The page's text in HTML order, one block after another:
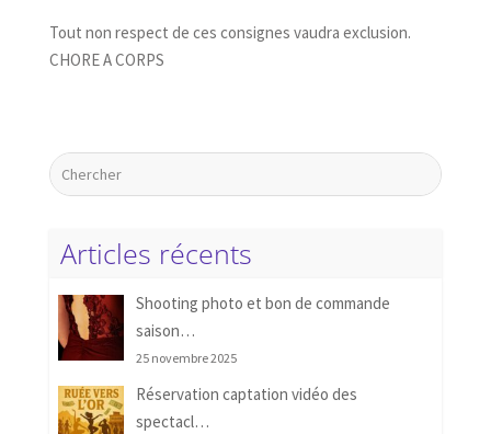
Tout non respect de ces consignes vaudra exclusion.
CHORE A CORPS
Articles récents
Shooting photo et bon de commande
saison…
25 novembre 2025
Réservation captation vidéo des
spectacl…